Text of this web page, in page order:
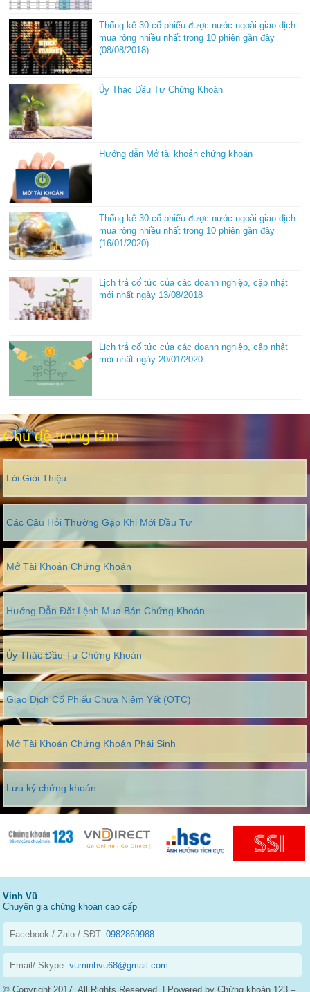
Thống kê 30 cổ phiếu được nước ngoài giao dịch
mua ròng nhiều nhất trong 10 phiên gần đây
(08/08/2018)
Ủy Thác Đầu Tư Chứng Khoán
Hướng dẫn Mở tài khoản chứng khoán
Thống kê 30 cổ phiếu được nước ngoài giao dịch
mua ròng nhiều nhất trong 10 phiên gần đây
(16/01/2020)
Lịch trả cổ tức của các doanh nghiệp, cập nhật
mới nhất ngày 13/08/2018
Lịch trả cổ tức của các doanh nghiệp, cập nhật
mới nhất ngày 20/01/2020
Chủ đề trọng tâm
Lời Giới Thiệu
Các Câu Hỏi Thường Gặp Khi Mới Đầu Tư
Mở Tài Khoản Chứng Khoán
Hướng Dẫn Đặt Lệnh Mua Bán Chứng Khoán
Ủy Thác Đầu Tư Chứng Khoán
Giao Dịch Cổ Phiếu Chưa Niêm Yết (OTC)
Mở Tài Khoản Chứng Khoán Phái Sinh
Lưu ký chứng khoán
Vinh Vũ
Chuyên gia chứng khoán cao cấp
Facebook / Zalo / SĐT:0982869988
Email/ Skype:vuminhvu68@gmail.com
© Copyright 2017, All Rights Reserved. | Powered by Chứng khoán 123 –